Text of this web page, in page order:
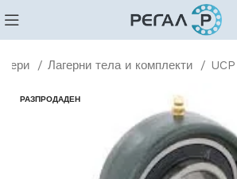
Лагерни тела и комплекти UCP
РАЗПРОДАДЕН